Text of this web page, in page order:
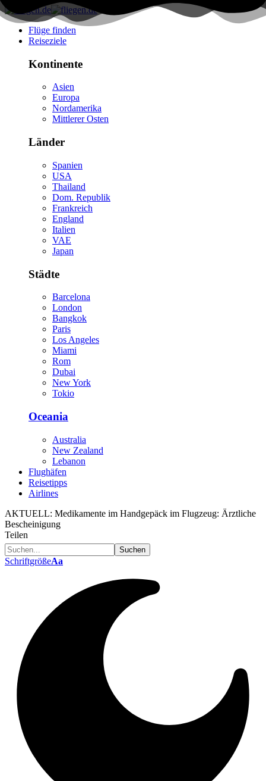
Flüge finden
Reiseziele
Kontinente
Asien
Europa
Nordamerika
Mittlerer Osten
Länder
Spanien
USA
Thailand
Dom. Republik
Frankreich
England
Italien
VAE
Japan
Städte
Barcelona
London
Bangkok
Paris
Los Angeles
Miami
Rom
Dubai
New York
Tokio
Oceania
Australia
New Zealand
Lebanon
Flughäfen
Reisetipps
Airlines
AKTUELL: Medikamente im Handgepäck im Flugzeug: Ärztliche
Bescheinigung
Teilen
SchriftgrößeAa